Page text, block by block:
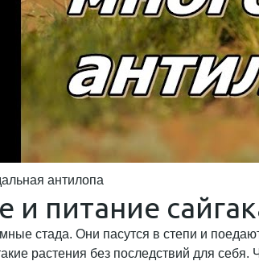
антилопа
и питание
стада. Они пасутся в степи и
растения без последствий для